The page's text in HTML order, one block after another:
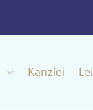
Kanzlei